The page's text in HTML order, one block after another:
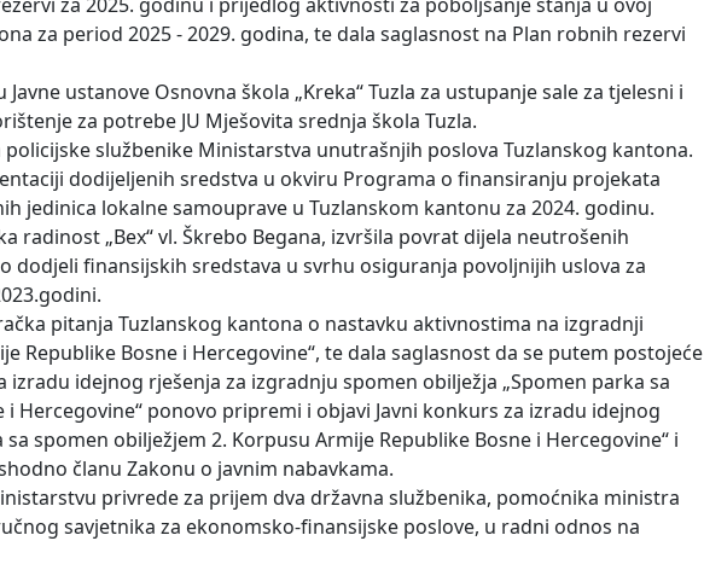
za period 2025 - 2029. godina, te dala saglasnost na Plan robnih rezervi
ustanove Osnovna škola „Kreka“ Tuzla za ustupanje sale za tjelesni i
za potrebe JU Mješovita srednja škola Tuzla.
službenike Ministarstva unutrašnjih poslova Tuzlanskog kantona.
dodijeljenih sredstva u okviru Programa o finansiranju projekata
jedinica lokalne samouprave u Tuzlanskom kantonu za 2024. godinu.
radinost „Bex“ vl. Škrebo Begana, izvršila povrat dijela neutrošenih
finansijskih sredstava u svrhu osiguranja povoljnijih uslova za
pitanja Tuzlanskog kantona o nastavku aktivnostima na izgradnji
Republike Bosne i Hercegovine“, te dala saglasnost da se putem postojeće
idejnog rješenja za izgradnju spomen obilježja „Spomen parka sa
Hercegovine“ ponovo pripremi i objavi Javni konkurs za izradu idejnog
spomen obilježjem 2. Korpusu Armije Republike Bosne i Hercegovine“ i
članu Zakonu o javnim nabavkama.
privrede za prijem dva državna službenika, pomoćnika ministra
savjetnika za ekonomsko-finansijske poslove, u radni odnos na